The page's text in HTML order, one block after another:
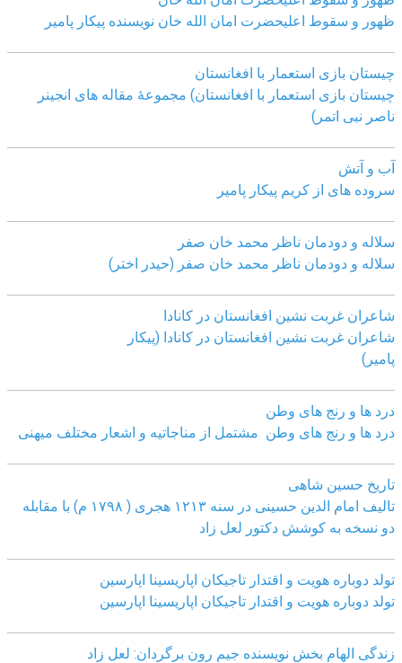
ظهور و سقوط اعلیحضرت امان الله خان نویسنده پیکار پامیر
چیستان بازی استعمار با افغانستان
چیستان بازی استعمار با افغانستان) مجموعۀ مقاله های انجینر
ناصر نبی اتمر)
آب و آتش
سروده های از کریم پیکار پامیر
سلاله و دودمان ناظر محمد خان صفر
سلاله و دودمان ناظر محمد خان صفر (حیدر اختر)
شاعران غربت نشین افغانستان در کانادا
شاعران غربت نشین افغانستان در کانادا (پیکار
پامیر)
درد ها و رنج های وطن
درد ها و رنج های وطن مشتمل از مناجاتیه و اشعار مختلف میهنی
تاریخ حسین شاهی
تالیف امام الدین حسینی در سنه ۱۲۱۳ هجری ( ۱۷۹۸ م) با مقابله
دو نسخه به کوشش دکتور لعل زاد
تولد دوباره هویت و اقتدار تاجیکان اپاریسینا اپارسین
تولد دوباره هویت و اقتدار تاجیکان اپاریسینا اپارسین
زندگی الهام بخش نویسنده جیم رون برگردان: لعل زاد